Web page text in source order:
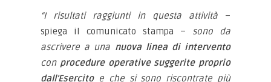
“I risultati raggiunti in questa attività–
spiega il comunicato stampa – sono da
ascrivere a una nuova linea di intervento
con procedure operative suggerite proprio
dall’Esercitoe che si sono riscontrate più